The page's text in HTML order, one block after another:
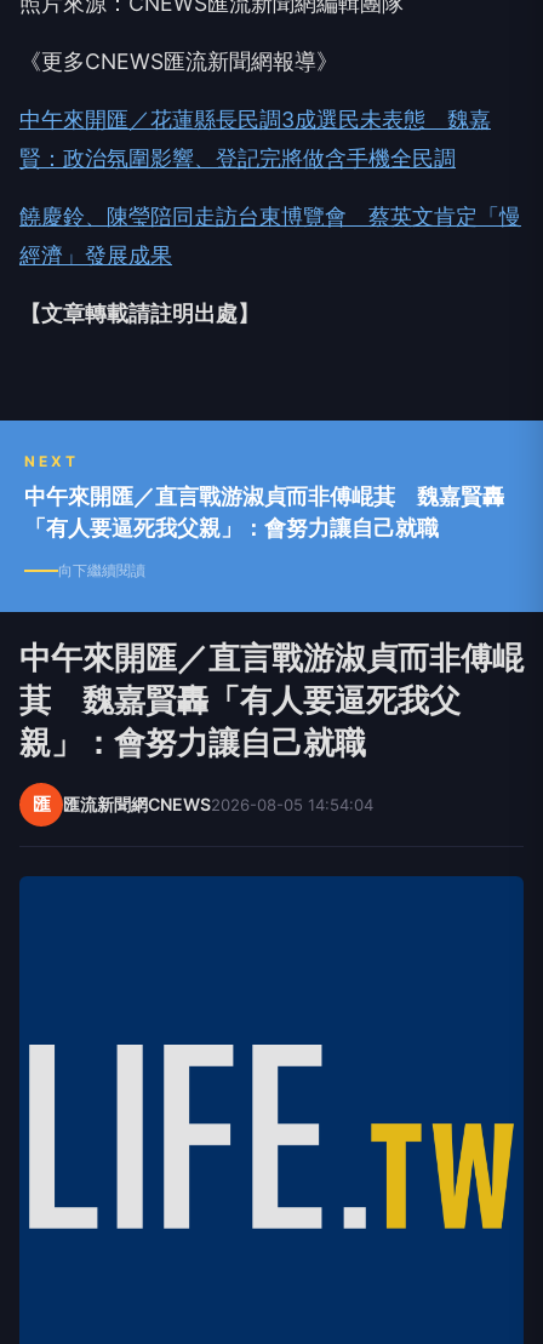
《更多CNEWS匯流新聞網報導》
中午來開匯／花蓮縣長民調3成選民未表態 魏嘉
賢：政治氛圍影響、登記完將做含手機全民調
饒慶鈴、陳瑩陪同走訪台東博覽會 蔡英文肯定「慢
經濟」發展成果
【文章轉載請註明出處】
NEXT
中午來開匯／直言戰游淑貞而非傅崐萁 魏嘉賢轟
「有人要逼死我父親」：會努力讓自己就職
向下繼續閱讀
中午來開匯／直言戰游淑貞而非傅崐
萁 魏嘉賢轟「有人要逼死我父
親」：會努力讓自己就職
匯 匯流新聞網CNEWS2026-08-05 14:54:04